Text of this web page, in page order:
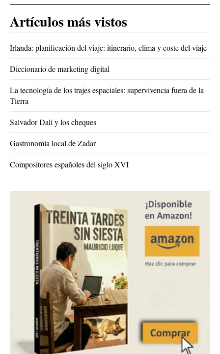
Artículos más vistos
Irlanda: planificación del viaje: itinerario, clima y coste del viaje
Diccionario de marketing digital
La tecnología de los trajes espaciales: supervivencia fuera de la
Tierra
Salvador Dalí y los cheques
Gastronomía local de Zadar
Compositores españoles del siglo XVI